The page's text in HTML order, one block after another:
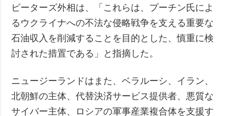
ピーターズ外相は、「これらは、プーチン氏によ
るウクライナへの不法な侵略戦争を支える重要な
石油収入を削減することを目的とした、慎重に検
討された措置である」と指摘した。
ニュージーランドはまた、ベラルーシ、イラン、
北朝鮮の主体、代替決済サービス提供者、悪質な
サイバー主体、ロシアの軍事産業複合体を支援す